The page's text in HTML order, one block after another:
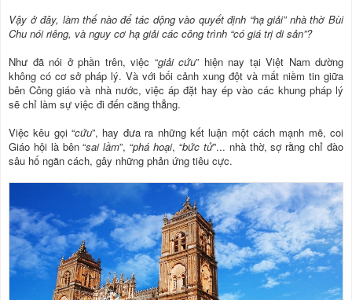
Vậy ở đây, làm thế nào để tác dộng vào quyết định “hạ giải” nhà thờ Bùi
Chu nói riêng, và nguy cơ hạ giải các công trình “có giá trị di sản”?
Như đã nói ở phần trên, việc “giải cứu” hiện nay tại Việt Nam dường
không có cơ sở pháp lý. Và với bối cảnh xung đột và mất niềm tin giữa
bên Công giáo và nhà nước, việc áp đặt hay ép vào các khung pháp lý
sẽ chỉ làm sự việc đi đến căng thẳng.
Việc kêu gọi “cứu”, hay đưa ra những kết luận một cách mạnh mẽ, coi
Giáo hội là bên “sai lầm”, “phá hoại, “bức tử”... nhà thờ, sợ rằng chỉ đào
sâu hố ngăn cách, gây những phản ứng tiêu cực.